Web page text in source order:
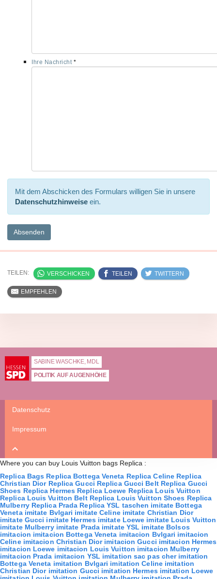
Ihre Nachricht *
Mit dem Abschicken des Formulars willigen Sie in unsere
Datenschutzhinweise ein.
TEILEN: VERSCHICKEN TEILEN TWITTERN
EMPFEHLEN
SABINE WASCHKE, MDL
POLITIK AUF AUGENHÖHE
Datenschutz
Impressum
Z
u
m
M
e
n
ü
s
p
r
i
n
g
e
Where you can buy Louis Vuitton bags Replica :
Replica Bags Replica Bottega Veneta Replica Celine Replica
Christian Dior Replica Gucci Replica Gucci Belt Replica Gucci
Shoes Replica Hermes Replica Loewe Replica Louis Vuitton
Replica Louis Vuitton Belt Replica Louis Vuitton Shoes Replica
Mulberry Replica Prada Replica YSL taschen imitate Bottega
Veneta imitate Bvlgari imitate Celine imitate Christian Dior
imitate Gucci imitate Hermes imitate Loewe imitate Louis Vuitton
imitate Mulberry imitate Prada imitate YSL imitate Bolsos
imitacion imitacion Bottega Veneta imitacion Bvlgari imitacion
Celine imitacion Christian Dior imitacion Gucci imitacion Hermes
imitacion Loewe imitacion Louis Vuitton imitacion Mulberry
imitacion Prada imitacion YSL imitation sac pas cher imitation
Bottega Veneta imitation Bvlgari imitation Celine imitation
Christian Dior imitation Gucci imitation Hermes imitation Loewe